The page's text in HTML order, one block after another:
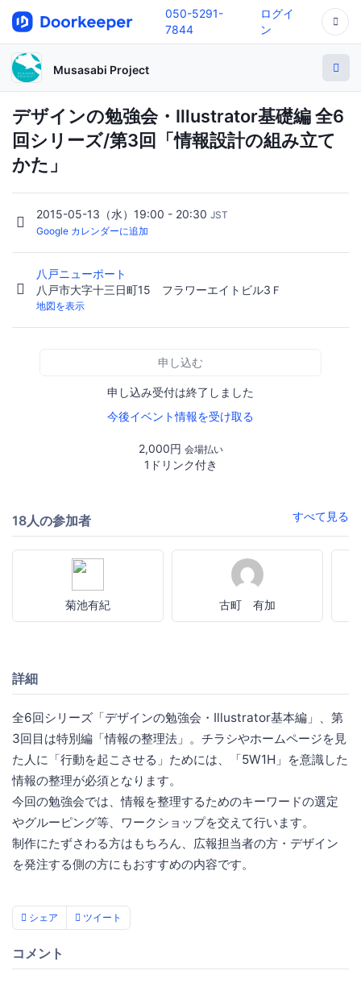
050-5291-
7844
ログイ
ン
Musasabi Project
デザインの勉強会・Illustrator基礎編 全6
回シリーズ/第3回「情報設計の組み立て
かた」
2015-05-13（水）19:00 - 20:30 JST
Google カレンダーに追加
八戸ニューポート
八戸市大字十三日町15 フラワーエイトビル3Ｆ
地図を表示
申し込む
申し込み受付は終了しました
今後イベント情報を受け取る
2,000円 会場払い
1ドリンク付き
18人の参加者 すべて見る
菊池有紀 古町 有加
詳細
全6回シリーズ「デザインの勉強会・Illustrator基本編」、第
3回目は特別編「情報の整理法」。チラシやホームページを見
た人に「行動を起こさせる」ためには、「5W1H」を意識した
情報の整理が必須となります。
今回の勉強会では、情報を整理するためのキーワードの選定
やグルーピング等、ワークショップを交えて行います。
制作にたずさわる方はもちろん、広報担当者の方・デザイン
を発注する側の方にもおすすめの内容です。
シェア ツイート
コメント